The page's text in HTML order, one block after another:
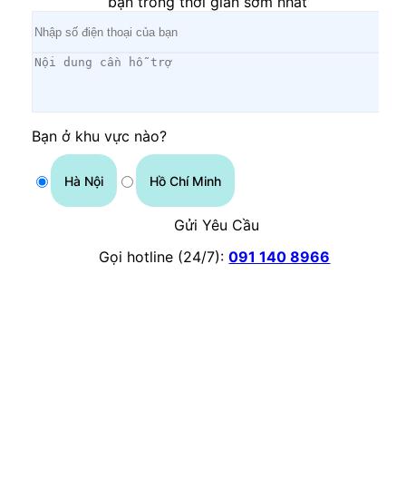
Bạn ở khu vực nào?
Hà Nội Hồ Chí Minh
Gửi Yêu Cầu
Gọi hotline (24/7): 091 140 8966